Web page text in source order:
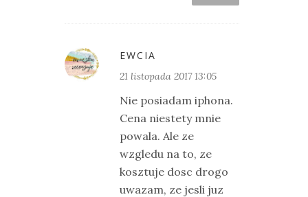
EWCIA
21 listopada 2017 13:05
Nie posiadam iphona.
Cena niestety mnie
powala. Ale ze
wzgledu na to, ze
kosztuje dosc drogo
uwazam, ze jesli juz